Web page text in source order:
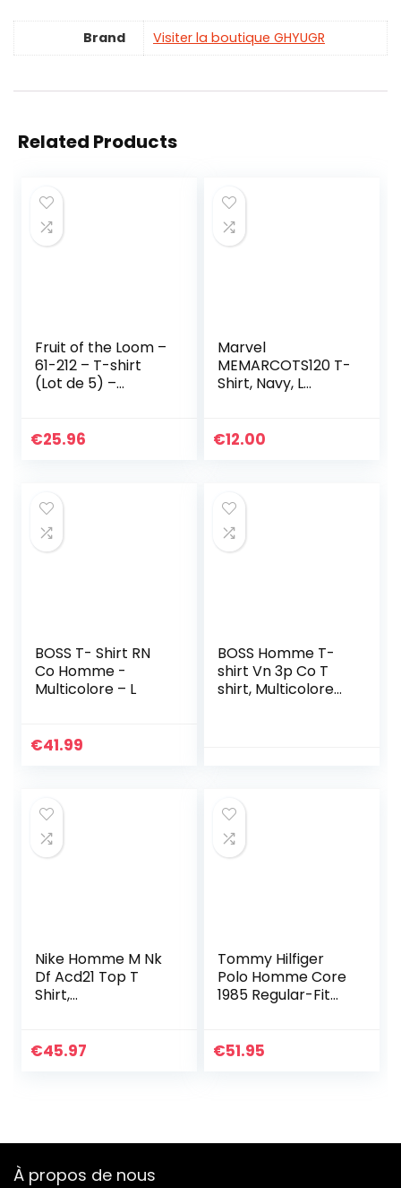
Brand Visiter la boutique GHYUGR
Related Products
Fruit of the Loom –
61-212 – T-shirt
(Lot de 5) –
€25.96
Marvel
MEMARCOTS120 T-
Shirt, Navy, L
€12.00
BOSS T- Shirt RN
Co Homme -
Multicolore – L
€41.99
BOSS Homme T-
shirt Vn 3p Co T
shirt, Multicolore
Nike Homme M Nk
Df Acd21 Top T
Shirt,
€45.97
Tommy Hilfiger
Polo Homme Core
1985 Regular-Fit
€51.95
À propos de nous